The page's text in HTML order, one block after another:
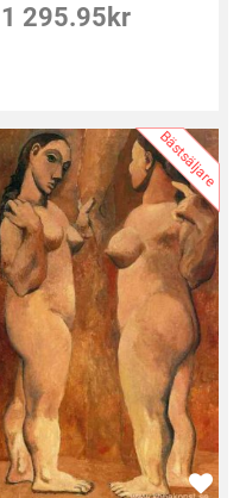
1 295.95 kr
Bästsäljare